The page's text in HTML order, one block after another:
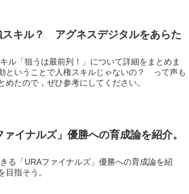
スキル？ アグネスデジタルをあらた
ル「狙うは最前列！」について詳細をまとめま
ということで人権スキルじゃないの？ って声も
たので，ぜひ参考にしてください。
イナルズ」優勝への育成論を紹介。
る「URAファイナルズ」優勝への育成論を紹
目指そう。